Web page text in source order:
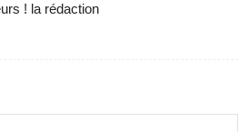
! la rédaction